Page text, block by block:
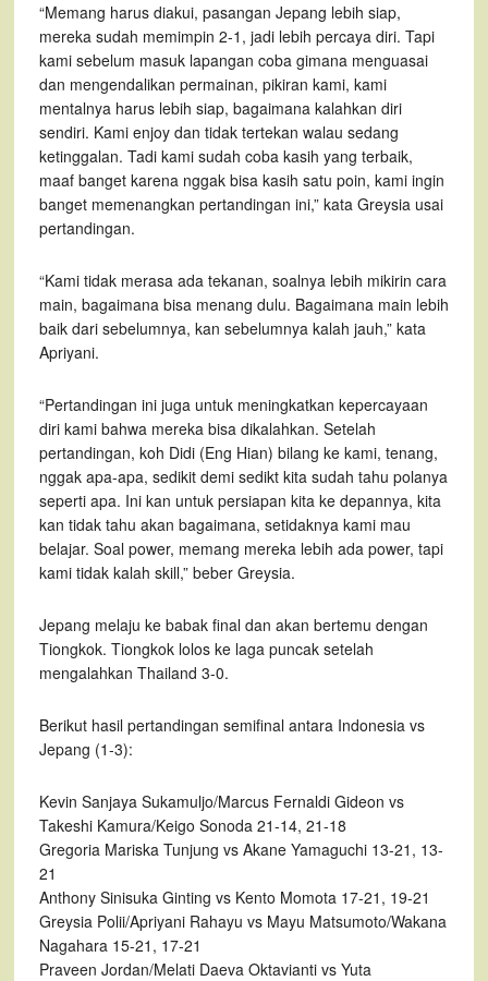
“Memang harus diakui, pasangan Jepang lebih siap,
mereka sudah memimpin 2-1, jadi lebih percaya diri. Tapi
kami sebelum masuk lapangan coba gimana menguasai
dan mengendalikan permainan, pikiran kami, kami
mentalnya harus lebih siap, bagaimana kalahkan diri
sendiri. Kami enjoy dan tidak tertekan walau sedang
ketinggalan. Tadi kami sudah coba kasih yang terbaik,
maaf banget karena nggak bisa kasih satu poin, kami ingin
banget memenangkan pertandingan ini,” kata Greysia usai
pertandingan.
“Kami tidak merasa ada tekanan, soalnya lebih mikirin cara
main, bagaimana bisa menang dulu. Bagaimana main lebih
baik dari sebelumnya, kan sebelumnya kalah jauh,” kata
Apriyani.
“Pertandingan ini juga untuk meningkatkan kepercayaan
diri kami bahwa mereka bisa dikalahkan. Setelah
pertandingan, koh Didi (Eng Hian) bilang ke kami, tenang,
nggak apa-apa, sedikit demi sedikt kita sudah tahu polanya
seperti apa. Ini kan untuk persiapan kita ke depannya, kita
kan tidak tahu akan bagaimana, setidaknya kami mau
belajar. Soal power, memang mereka lebih ada power, tapi
kami tidak kalah skill,” beber Greysia.
Jepang melaju ke babak final dan akan bertemu dengan
Tiongkok. Tiongkok lolos ke laga puncak setelah
mengalahkan Thailand 3-0.
Berikut hasil pertandingan semifinal antara Indonesia vs
Jepang (1-3):
Kevin Sanjaya Sukamuljo/Marcus Fernaldi Gideon vs
Takeshi Kamura/Keigo Sonoda 21-14, 21-18
Gregoria Mariska Tunjung vs Akane Yamaguchi 13-21, 13-
21
Anthony Sinisuka Ginting vs Kento Momota 17-21, 19-21
Greysia Polii/Apriyani Rahayu vs Mayu Matsumoto/Wakana
Nagahara 15-21, 17-21
Praveen Jordan/Melati Daeva Oktavianti vs Yuta